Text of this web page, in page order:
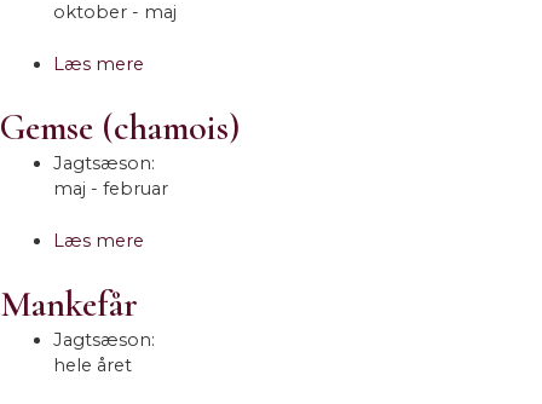
oktober - maj
Læs mere
Gemse (chamois)
Jagtsæson:
maj - februar
Læs mere
Mankefår
Jagtsæson:
hele året